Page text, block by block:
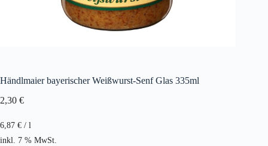
Händlmaier bayerischer Weißwurst-Senf Glas 335ml
2,30 €
6,87 € / l
inkl. 7 % MwSt.